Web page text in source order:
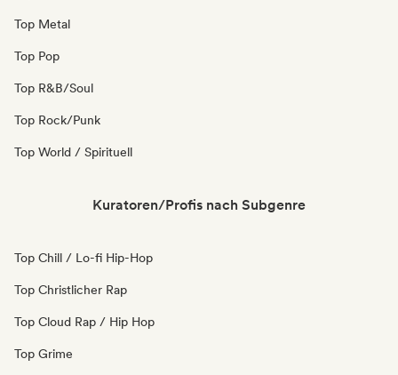
Top Metal
Top Pop
Top R&B/Soul
Top Rock/Punk
Top World / Spirituell
Kuratoren/Profis nach Subgenre
Top Chill / Lo-fi Hip-Hop
Top Christlicher Rap
Top Cloud Rap / Hip Hop
Top Grime